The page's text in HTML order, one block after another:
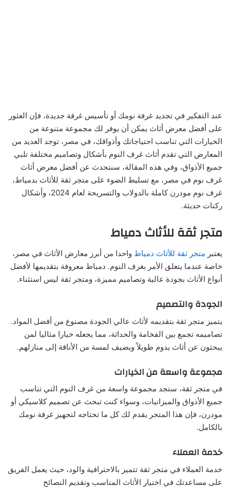
عند التفكير في تجديد غرفة نومك أو تأسيس غرفة جديدة، فإن العثور
على أفضل معرض أثاث يمكن أن يوفر لك مجموعة متنوعة من
الخيارات التي تناسب احتياجاتك وأذواقك، في مصر، توجد العديد من
المعارض التي تقدم أثاث غرف النوم بأشكال وتصاميم مختلفة تلبي
جميع الأذواق، وفي هذه المقالة، سنتحدث عن أفضل معرض أثاث
غرف نوم في مصر، مع تسليط الضوء على متجر ثقة للأثاث بدمياط،
غرف نوم مودرن كاملة بالدولاب والتسريحة لعام 2024، وأشكال
ركنات حديثة.
متجر ثقة للأثاث دمياط
يعتبر متجر ثقة للأثاث دمياط واحدا من أبرز معارض الأثاث في مصر،
خاصة عندما يتعلق الأمر بغرف النوم. دمياط معروفة بتقديمها لأفضل
أنواع الأثاث بجودة عالية وتصاميم مميزة، ومتجر ثقة ليس استثناء.
الجودة والتصميم
يتميز متجر ثقة بتقديمه لأثاث عالي الجودة مصنوع من أفضل المواد.
تصاميمه تجمع بين الفخامة والحداثة، مما يجعله خيارا مثاليا لمن
يبحثون عن أثاث يدوم طويلاً ويضيف لمسة من الأناقة إلى منازلهم.
مجموعة واسعة من الخيارات
في متجر ثقة، ستجد مجموعة واسعة من غرف النوم التي تناسب
جميع الأذواق والميزانيات، وسواء كنت تبحث عن تصميم كلاسيكي أو
مودرن، فإن هذا المتجر يقدم لك كل ما تحتاجه لتجهيز غرفة نومك
بالكامل.
خدمة العملاء
خدمة العملاء في متجر ثقة تتميز بالاحترافية والود، حيث يعمل الفريق
على مساعدتك في اختيار الأثاث المناسب وتقديم النصائح